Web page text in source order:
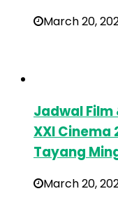
March 20,
Jadwal Film
XXI Cinema
Tayang
March 20,